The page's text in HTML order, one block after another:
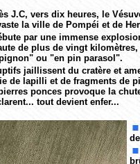
J.C, vers dix heures, le
la ville de Pompéi et de
par une immense
de plus de vingt
ou "en pin parasol".
jaillissent du cratère et
de lapilli et de fragments de
ponces provoque la
tout devient enfer...